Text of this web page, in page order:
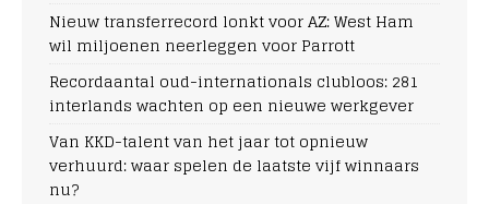
Nieuw transferrecord lonkt voor AZ: West Ham
wil miljoenen neerleggen voor Parrott
Recordaantal oud-internationals clubloos: 281
interlands wachten op een nieuwe werkgever
Van KKD-talent van het jaar tot opnieuw
verhuurd: waar spelen de laatste vijf winnaars
nu?